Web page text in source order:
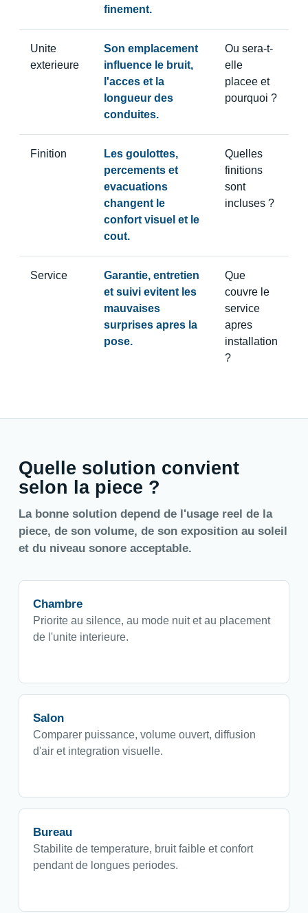
finement.
Unite
exterieure
Son emplacement
influence le bruit,
l'acces et la
longueur des
conduites.
Ou sera-t-
elle
placee et
pourquoi ?
Finition
Les goulottes,
percements et
evacuations
changent le
confort visuel et le
cout.
Quelles
finitions
sont
incluses ?
Service
Garantie, entretien
et suivi evitent les
mauvaises
surprises apres la
pose.
Que
couvre le
service
apres
installation
?
Quelle solution convient
selon la piece ?
La bonne solution depend de l'usage reel de la
piece, de son volume, de son exposition au soleil
et du niveau sonore acceptable.
Chambre
Priorite au silence, au mode nuit et au placement
de l'unite interieure.
Salon
Comparer puissance, volume ouvert, diffusion
d'air et integration visuelle.
Bureau
Stabilite de temperature, bruit faible et confort
pendant de longues periodes.